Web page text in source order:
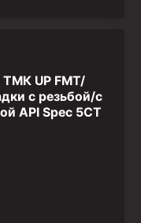
UP FMT/
с резьбой/с
API Spec 5CT